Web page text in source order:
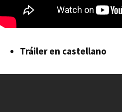
Tráiler en castellano